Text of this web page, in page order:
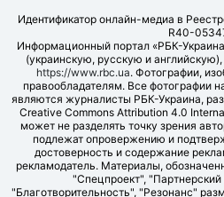
Идентификатор онлайн-медиа в
R40-
Информационный портал «РБК-
(украинскую, русскую и
https://www.rbc.ua. Фотографии,
правообладателям. Все фотографии
являются журналисты РБК-Украина,
Creative Commons Attribution 4.0
может не разделять точку зрения
подлежат опровержению и
достоверность и содержание
рекламодатель. Материалы,
"Спецпроект", "Партнерский
"Благотворительность", "Резонанс"